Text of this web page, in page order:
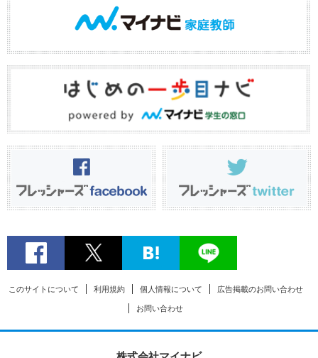
このサイトについて 利用規約 個人情報について 広告掲載のお問い合わせ
お問い合わせ